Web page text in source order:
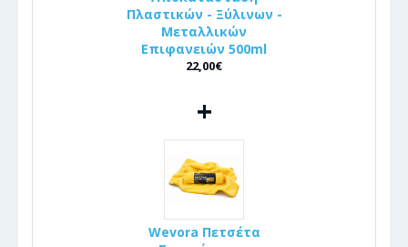
Πλαστικών - Ξύλινων -
Μεταλλικών
Επιφανειών 500ml
22,00€
+
Wevora Πετσέτα